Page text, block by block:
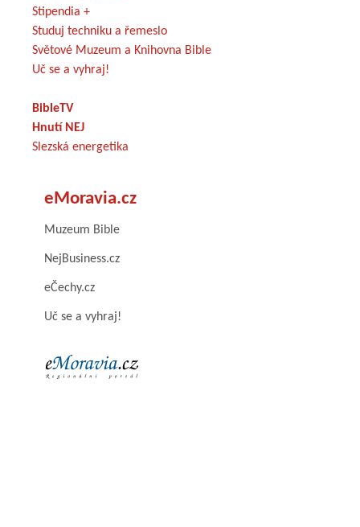
Stipendia +
Studuj techniku a řemeslo
Světové Muzeum a Knihovna Bible
Uč se a vyhraj!
BibleTV
Hnutí NEJ
Slezská energetika
eMoravia.cz
Muzeum Bible
NejBusiness.cz
eČechy.cz
Uč se a vyhraj!